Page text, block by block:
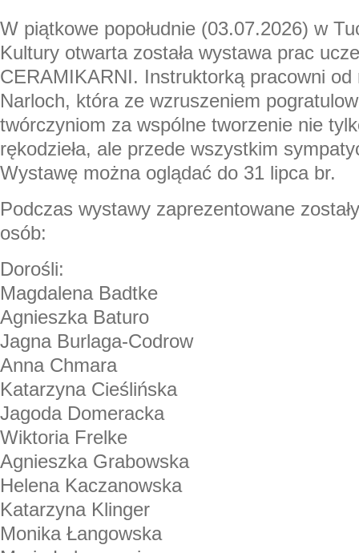
W piątkowe popołudnie (03.07.2026) w
Kultury otwarta została wystawa prac
CERAMIKARNI. Instruktorką pracowni od
Narloch, która ze wzruszeniem
twórczyniom za wspólne tworzenie nie
rękodzieła, ale przede wszystkim
Wystawę można oglądać do 31 lipca br.
Podczas wystawy zaprezentowane
osób:
Dorośli:
Magdalena Badtke
Agnieszka Baturo
Jagna Burlaga-Codrow
Anna Chmara
Katarzyna Cieślińska
Jagoda Domeracka
Wiktoria Frelke
Agnieszka Grabowska
Helena Kaczanowska
Katarzyna Klinger
Monika Łangowska